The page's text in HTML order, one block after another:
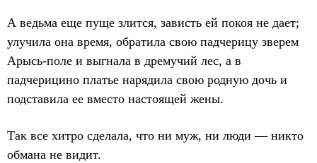
А ведьма еще пуще злится, зависть ей покоя не дает;
улучила она время, обратила свою падчерицу зверем
Арысь-поле и выгнала в дремучий лес, а в
падчерицино платье нарядила свою родную дочь и
подставила ее вместо настоящей жены.
Так все хитро сделала, что ни муж, ни люди — никто
обмана не видит.